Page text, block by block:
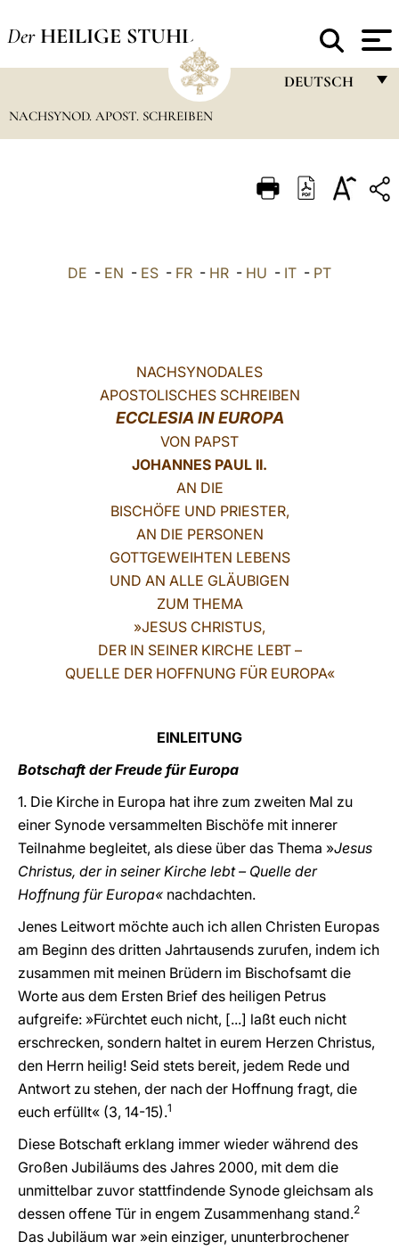
Der HEILIGE STUHL
DEUTSCH
ITALIANO
中文
LATINE
NACHSYNOD. APOST. SCHREIBEN
DE - EN - ES - FR - HR - HU - IT - PT
NACHSYNODALES
APOSTOLISCHES SCHREIBEN
ECCLESIA IN EUROPA
VON PAPST
JOHANNES PAUL II.
AN DIE
BISCHÖFE UND PRIESTER,
AN DIE PERSONEN
GOTTGEWEIHTEN LEBENS
UND AN ALLE GLÄUBIGEN
ZUM THEMA
»JESUS CHRISTUS,
DER IN SEINER KIRCHE LEBT –
QUELLE DER HOFFNUNG FÜR EUROPA«
EINLEITUNG
Botschaft der Freude für Europa
1. Die Kirche in Europa hat ihre zum zweiten Mal zu
einer Synode versammelten Bischöfe mit innerer
Teilnahme begleitet, als diese über das Thema »Jesus
Christus, der in seiner Kirche lebt – Quelle der
Hoffnung für Europa« nachdachten.
Jenes Leitwort möchte auch ich allen Christen Europas
am Beginn des dritten Jahrtausends zurufen, indem ich
zusammen mit meinen Brüdern im Bischofsamt die
Worte aus dem Ersten Brief des heiligen Petrus
aufgreife: »Fürchtet euch nicht, [...] laßt euch nicht
erschrecken, sondern haltet in eurem Herzen Christus,
den Herrn heilig! Seid stets bereit, jedem Rede und
Antwort zu stehen, der nach der Hoffnung fragt, die
euch erfüllt« (3, 14-15).1
Diese Botschaft erklang immer wieder während des
Großen Jubiläums des Jahres 2000, mit dem die
unmittelbar zuvor stattfindende Synode gleichsam als
dessen offene Tür in engem Zusammenhang stand.2
Das Jubiläum war »ein einziger, ununterbrochener